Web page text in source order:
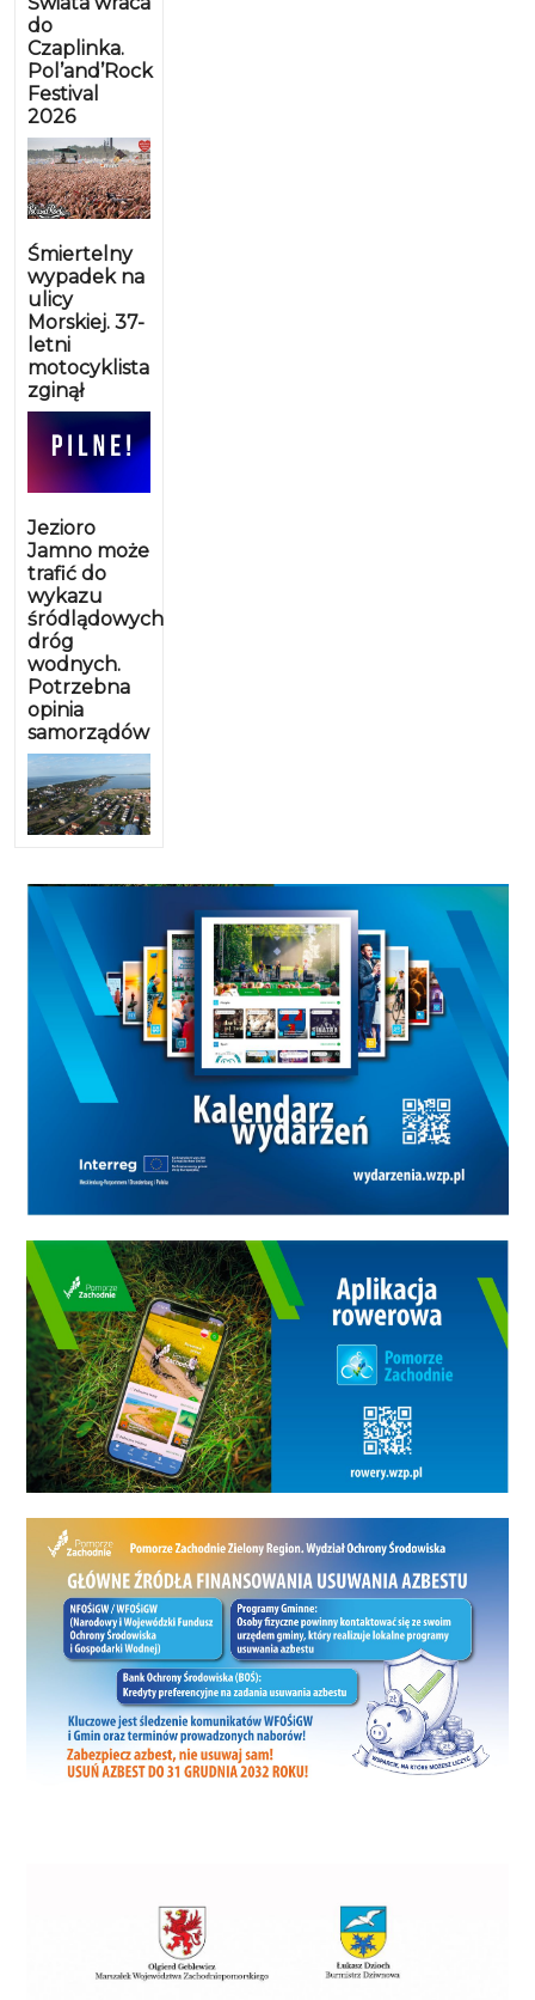
do
Czaplinka.
Pol’and’Rock
Festival
2026
Śmiertelny
wypadek na
ulicy
Morskiej. 37-
letni
motocyklista
zginął
Jezioro
Jamno może
trafić do
wykazu
śródlądowych
dróg
wodnych.
Potrzebna
opinia
samorządów